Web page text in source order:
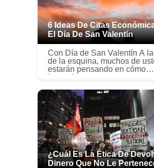
6 Ideas De Citas
El Día De San Valentín
Con Día de San Valentín A la vuelta
de la esquina, muchos de
estarán pensando en cómo
impresionar a esa persona
presupuesto para ese
¿Cuál Es La Ética De
Dinero Que No Le